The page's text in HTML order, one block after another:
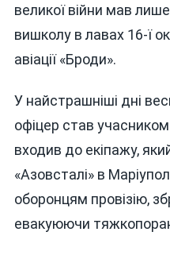
великої війни мав
вишколу в лавах 16-ї
авіації «Броди».
У найстрашніші дні
офіцер став учасником
входив до екіпажу,
«Азовсталі» в
оборонцям провізію,
евакуюючи